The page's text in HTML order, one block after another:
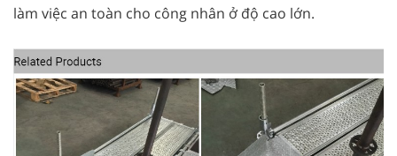
làm việc an toàn cho công nhân ở độ cao lớn.